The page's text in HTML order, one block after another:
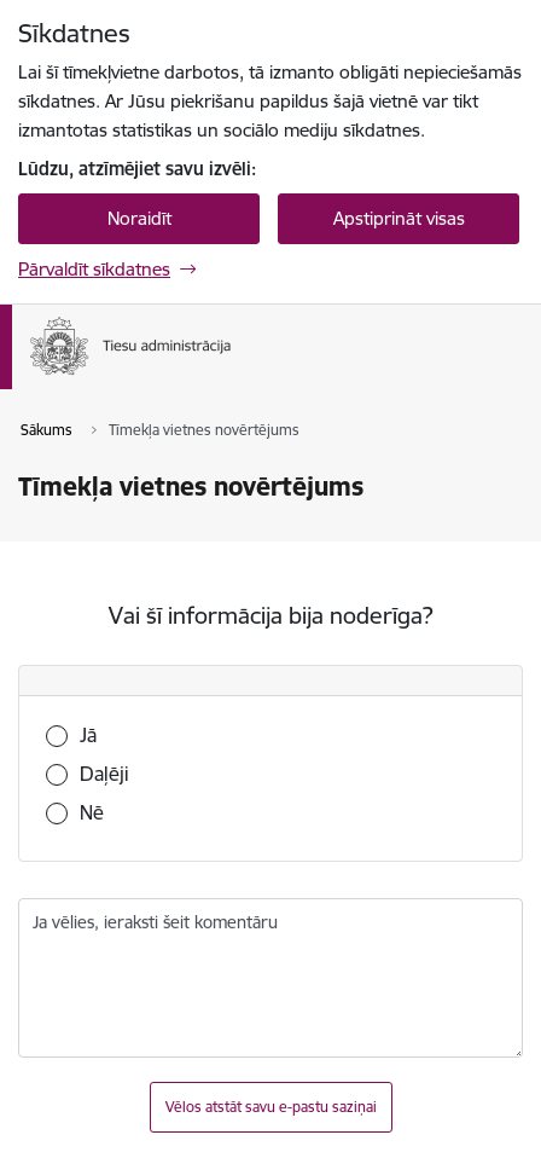
Sīkdatnes
Lai šī tīmekļvietne darbotos, tā izmanto obligāti nepieciešamās
sīkdatnes. Ar Jūsu piekrišanu papildus šajā vietnē var tikt
izmantotas statistikas un sociālo mediju sīkdatnes.
Lūdzu, atzīmējiet savu izvēli:
Noraidīt Apstiprināt visas
Pārvaldīt sīkdatnes
Sākums Tīmekļa vietnes novērtējums
Tīmekļa vietnes novērtējums
Vai šī informācija bija noderīga?
Vai šī informācija bija noderīga?
Jā
Daļēji
Nē
Ja vēlies, ieraksti šeit komentāru
Vēlos atstāt savu e-pastu saziņai